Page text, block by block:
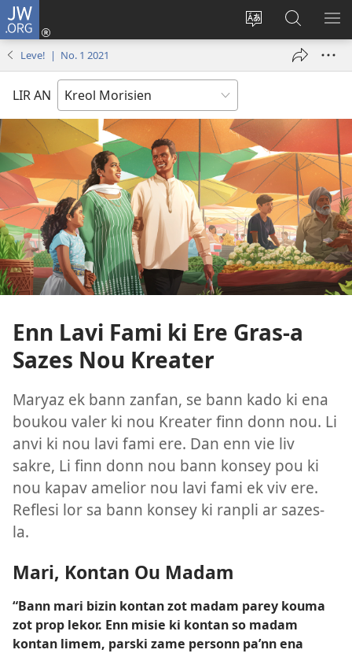
JW.ORG
Sanz
Koneksion
(ouver
tab
Fer
Resers
lor
Leve! | No. 1 2021
LIR AN
Enn Lavi Fami ki Ere Gras-a
Sazes Nou Kreater
Maryaz ek bann zanfan, se bann kado ki ena
boukou valer ki nou Kreater finn donn nou. Li
anvi ki nou lavi fami ere. Dan enn vie liv
sakre, Li finn donn nou bann konsey pou ki
nou kapav amelior nou lavi fami ek viv ere.
Reflesi lor sa bann konsey ki ranpli ar sazes-
la.
Mari, Kontan Ou Madam
“Bann mari bizin kontan zot madam parey kouma
zot prop lekor. Enn misie ki kontan so madam
kontan limem, parski zame personn pa’nn ena